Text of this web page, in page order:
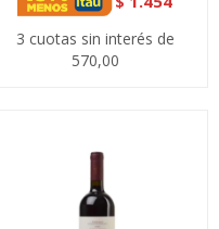
3 cuotas sin interés de
570,00